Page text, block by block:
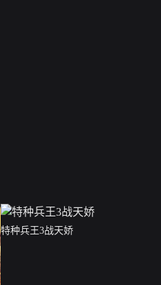
特种兵王3战天娇